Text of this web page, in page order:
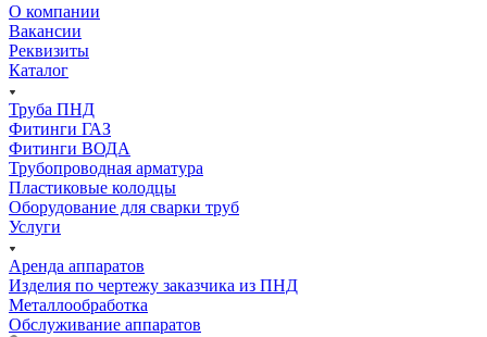
О компании
Вакансии
Реквизиты
Каталог
Труба ПНД
Фитинги ГАЗ
Фитинги ВОДА
Трубопроводная арматура
Пластиковые колодцы
Оборудование для сварки труб
Услуги
Аренда аппаратов
Изделия по чертежу заказчика из ПНД
Металлообработка
Обслуживание аппаратов